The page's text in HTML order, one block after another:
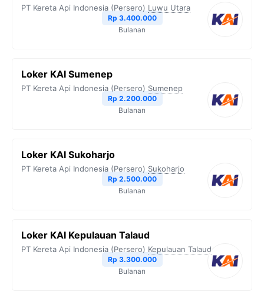
PT Kereta Api Indonesia (Persero) Luwu Utara
Rp 3.400.000
Bulanan
Loker KAI Sumenep
PT Kereta Api Indonesia (Persero) Sumenep
Rp 2.200.000
Bulanan
Loker KAI Sukoharjo
PT Kereta Api Indonesia (Persero) Sukoharjo
Rp 2.500.000
Bulanan
Loker KAI Kepulauan Talaud
PT Kereta Api Indonesia (Persero) Kepulauan Talaud
Rp 3.300.000
Bulanan